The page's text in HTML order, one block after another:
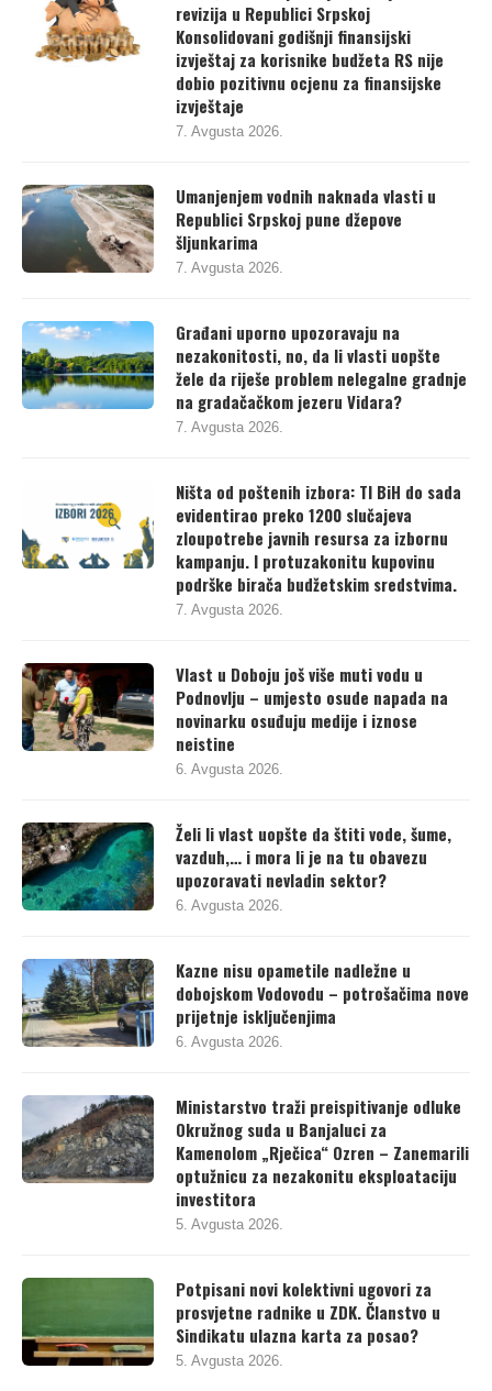
Nikad, od kako postoji finansijska
revizija u Republici Srpskoj
Konsolidovani godišnji finansijski
izvještaj za korisnike budžeta RS nije
dobio pozitivnu ocjenu za finansijske
izvještaje
Umanjenjem vodnih naknada vlasti u
Republici Srpskoj pune džepove
šljunkarima
Građani uporno upozoravaju na
nezakonitosti, no, da li vlasti uopšte
žele da riješe problem nelegalne gradnje
na gradačačkom jezeru Vidara?
Ništa od poštenih izbora: TI BiH do sada
evidentirao preko 1200 slučajeva
zloupotrebe javnih resursa za izbornu
kampanju. I protuzakonitu kupovinu
podrške birača budžetskim sredstvima.
Vlast u Doboju još više muti vodu u
Podnovlju – umjesto osude napada na
novinarku osuđuju medije i iznose
neistine
Želi li vlast uopšte da štiti vode, šume,
vazduh,… i mora li je na tu obavezu
upozoravati nevladin sektor?
Kazne nisu opametile nadležne u
dobojskom Vodovodu – potrošačima nove
prijetnje isključenjima
Ministarstvo traži preispitivanje odluke
Okružnog suda u Banjaluci za
Kamenolom „Rječica“ Ozren – Zanemarili
optužnicu za nezakonitu eksploataciju
investitora
Potpisani novi kolektivni ugovori za
prosvjetne radnike u ZDK. Članstvo u
Sindikatu ulazna karta za posao?